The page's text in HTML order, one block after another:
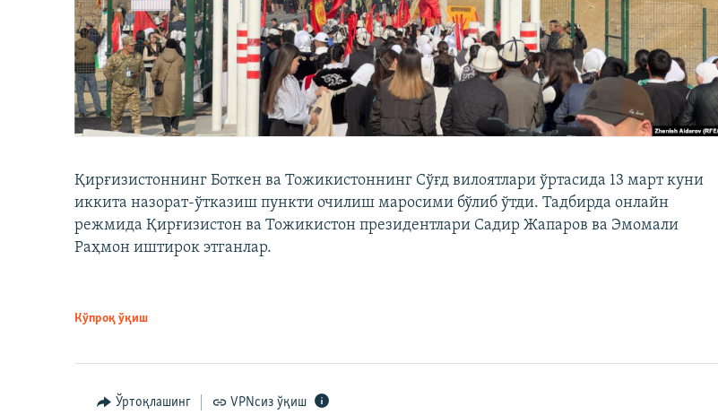
Қирғизистоннинг Боткен ва Тожикистоннинг Сўғд вилоятлари ўртасида 13 март куни
иккита назорат-ўтказиш пункти очилиш маросими бўлиб ўтди. Тадбирда онлайн
режмида Қирғизистон ва Тожикистон президентлари Садир Жапаров ва Эмомали
Раҳмон иштирок этганлар.
Кўпроқ ўқиш
Ўртоқлашинг VPNсиз ўқиш